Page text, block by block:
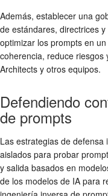
Además, establecer una
de estándares, directrices
optimizar los prompts en
coherencia, reduce riesgos
Architects y otros equipos.
Defendiendo
de prompts
Las estrategias de
aislados para probar
y salida basados en
de los modelos de IA para